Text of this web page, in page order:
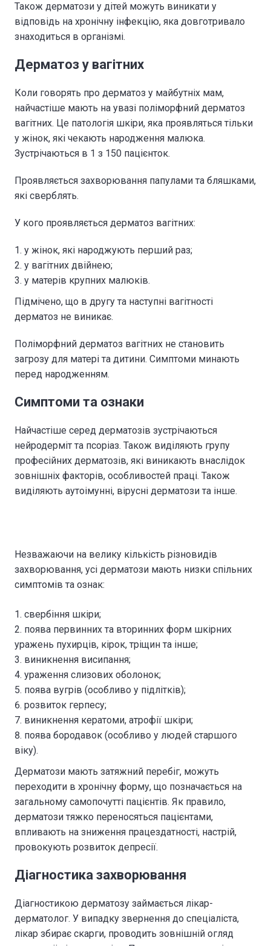
Також дерматози у дітей можуть виникати у
відповідь на хронічну інфекцію, яка довготривало
знаходиться в організмі.
Дерматоз у вагітних
Коли говорять про дерматоз у майбутніх мам,
найчастіше мають на увазі поліморфний дерматоз
вагітних. Це патологія шкіри, яка проявляться тільки
у жінок, які чекають народження малюка.
Зустрічаються в 1 з 150 пацієнток.
Проявляється захворювання папулами та бляшками,
які сверблять.
У кого проявляється дерматоз вагітних:
у жінок, які народжують перший раз;
у вагітних двійнею;
у матерів крупних малюків.
Підмічено, що в другу та наступні вагітності
дерматоз не виникає.
Поліморфний дерматоз вагітних не становить
загрозу для матері та дитини. Симптоми минають
перед народженням.
Симптоми та ознаки
Найчастіше серед дерматозів зустрічаються
нейродерміт та псоріаз. Також виділяють групу
професійних дерматозів, які виникають внаслідок
зовнішніх факторів, особливостей праці. Також
виділяють аутоімунні, вірусні дерматози та інше.
Незважаючи на велику кількість різновидів
захворювання, усі дерматози мають низки спільних
симптомів та ознак:
свербіння шкіри;
поява первинних та вторинних форм шкірних
уражень пухирців, кірок, тріщин та інше;
виникнення висипання;
ураження слизових оболонок;
поява вугрів (особливо у підлітків);
розвиток герпесу;
виникнення кератоми, атрофії шкіри;
поява бородавок (особливо у людей старшого
віку).
Дерматози мають затяжний перебіг, можуть
переходити в хронічну форму, що позначається на
загальному самопочутті пацієнтів. Як правило,
дерматози тяжко переносяться пацієнтами,
впливають на зниження працездатності, настрій,
провокують розвиток депресії.
Діагностика захворювання
Діагностикою дерматозу займається лікар-
дерматолог. У випадку звернення до спеціаліста,
лікар збирає скарги, проводить зовнішній огляд